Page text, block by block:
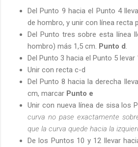
Del Punto 9 hacia el Punto 4
de hombro, y unir con línea recta
Del Punto tres sobre esta línea
hombro) más 1,5 cm. Punto d.
Del Punto 3 hacia el Punto 5 levar
Unir con recta c-d
Del Punto 8 hacia la derecha
cm, marcar Punto e
Unir con nueva línea de sisa los
curva no pase exactamente
que la curva quede hacia la
De los Puntos 10 y 12 llevar